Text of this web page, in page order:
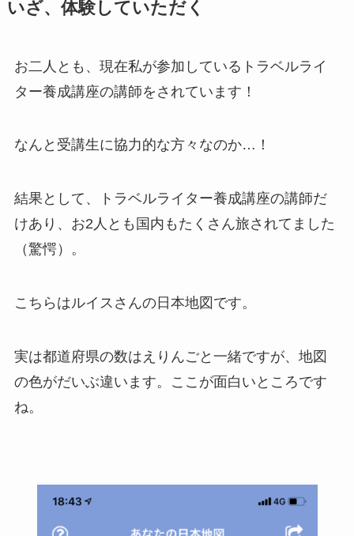
いざ、体験していただく
お二人とも、現在私が参加しているトラベルライ
ター養成講座の講師をされています！
なんと受講生に協力的な方々なのか…！
結果として、トラベルライター養成講座の講師だ
けあり、お2人とも国内もたくさん旅されてました
（驚愕）。
こちらはルイスさんの日本地図です。
実は都道府県の数はえりんごと一緒ですが、地図
の色がだいぶ違います。ここが面白いところです
ね。